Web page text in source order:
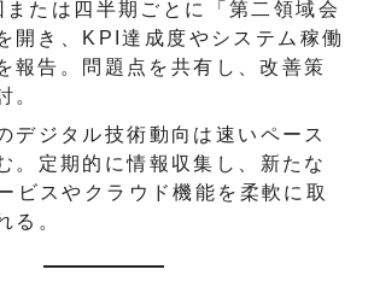
または四半期ごとに「第二領域会
開き、KPI達成度やシステム稼働
報告。問題点を共有し、改善策
。
デジタル技術動向は速いペース
。定期的に情報収集し、新たな
ビスやクラウド機能を柔軟に取
る。